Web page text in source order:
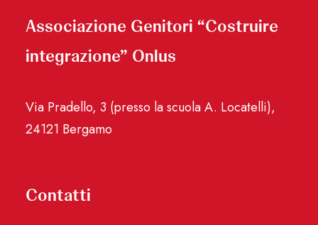
Associazione Genitori “Costruire
integrazione” Onlus
Via Pradello, 3 (presso la scuola A. Locatelli),
24121 Bergamo
Contatti